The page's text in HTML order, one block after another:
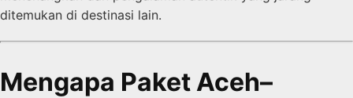
ditemukan di destinasi lain.
Mengapa Paket Aceh–